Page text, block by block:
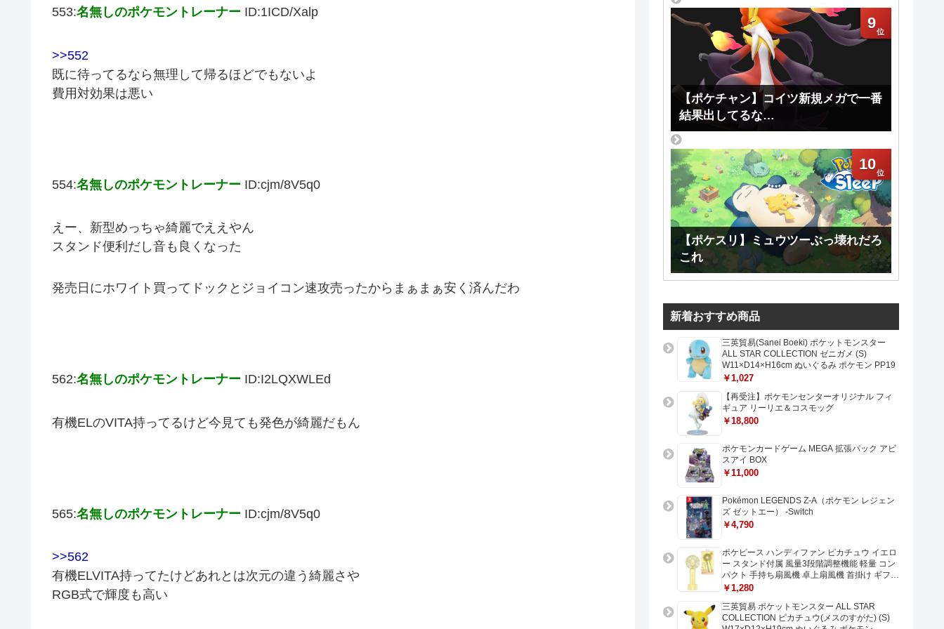
553:名無しのポケモントレーナー ID:1ICD/Xalp
>>552
既に待ってるなら無理して帰るほどでもないよ
費用対効果は悪い
554:名無しのポケモントレーナー ID:cjm/8V5q0
えー、新型めっちゃ綺麗でええやん
スタンド便利だし音も良くなった
発売日にホワイト買ってドックとジョイコン速攻売ったからまぁまぁ安く済んだわ
562:名無しのポケモントレーナー ID:I2LQXWLEd
有機ELのVITA持ってるけど今見ても発色が綺麗だもん
565:名無しのポケモントレーナー ID:cjm/8V5q0
>>562
有機ELVITA持ってたけどあれとは次元の違う綺麗さや
RGB式で輝度も高い
9
【ポケチャン】コイツ新規メガで一番
結果出してるな…
10
【ポケスリ】ミュウツーぶっ壊れだろ
これ
新着おすすめ商品
三英貿易(Sanei Boeki) ポケットモンスター
ALL STAR COLLECTION ゼニガメ (S)
W11×D14×H16cm ぬいぐるみ ポケモン PP19
￥1,027
【再受注】ポケモンセンターオリジナル フィ
ギュア リーリエ＆コスモッグ
￥18,800
ポケモンカードゲーム MEGA 拡張パック アビ
スアイ BOX
￥11,000
Pokémon LEGENDS Z-A（ポケモン レジェン
ズ ゼットエー） -Switch
￥4,790
ポケピース ハンディファン ピカチュウ イエロ
ー スタンド付属 風量3段階調整機能 軽量 コン
パクト 手持ち扇風機 卓上扇風機 首掛け ギフト
プレゼントに最適 USB充電 Type-C対応
￥1,280
三英貿易 ポケットモンスター ALL STAR
COLLECTION ピカチュウ(メスのすがた) (S)